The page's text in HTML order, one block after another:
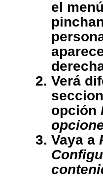
el
Verá
opción
Vaya a